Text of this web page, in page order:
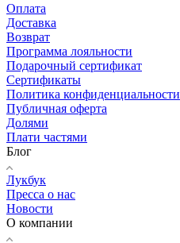
Оплата
Доставка
Возврат
Программа лояльности
Подарочный сертификат
Сертификаты
Политика конфиденциальности
Публичная оферта
Долями
Плати частями
Блог
Лукбук
Пресса о нас
Новости
О компании